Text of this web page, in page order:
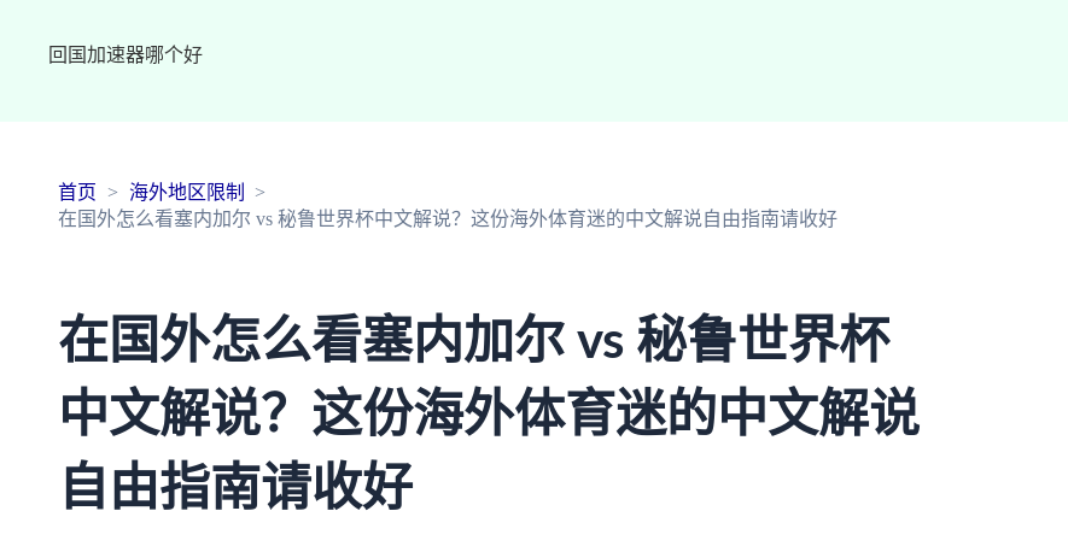
回国加速器哪个好
首页
海外地区限制
在国外怎么看塞内加尔 vs 秘鲁世界杯中文解说？这份海外体育迷的中文解说自由指南请收好
在国外怎么看塞内加尔 vs 秘鲁世界杯
中文解说？这份海外体育迷的中文解说
自由指南请收好